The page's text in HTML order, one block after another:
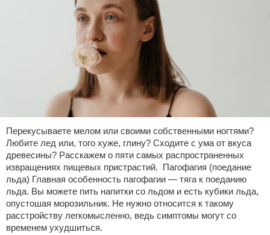
Перекусываете мелом или своими собственными ногтями?
Любите лед или, того хуже, глину? Сходите с ума от вкуса
древесины? Расскажем о пяти самых распространенных
извращениях пищевых пристрастий. Пагофагия (поедание
льда) Главная особенность пагофагии — тяга к поеданию
льда. Вы можете пить напитки со льдом и есть кубики льда,
опустошая морозильник. Не нужно относится к такому
расстройству легкомысленно, ведь симптомы могут со
временем ухудшиться.